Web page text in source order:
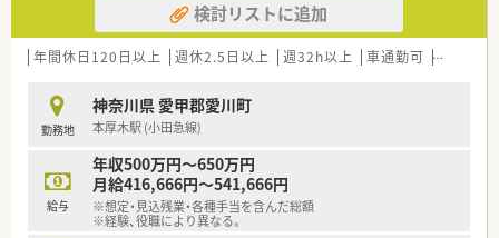
検討リストに追加
年間休日120日以上 週休2.5日以上 週32h以上 車通勤可 高給与
勤務地
神奈川県 愛甲郡愛川町
本厚木駅 (小田急線)
給与
年収500万円～650万円
月給416,666円～541,666円
※想定・見込残業・各種手当を含んだ総額
※経験、役職により異なる。